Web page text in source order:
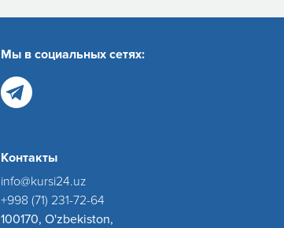
Мы в социальных сетях:
Контакты
info@kursi24.uz
+998 (71) 231-72-64
100170, O'zbekiston,